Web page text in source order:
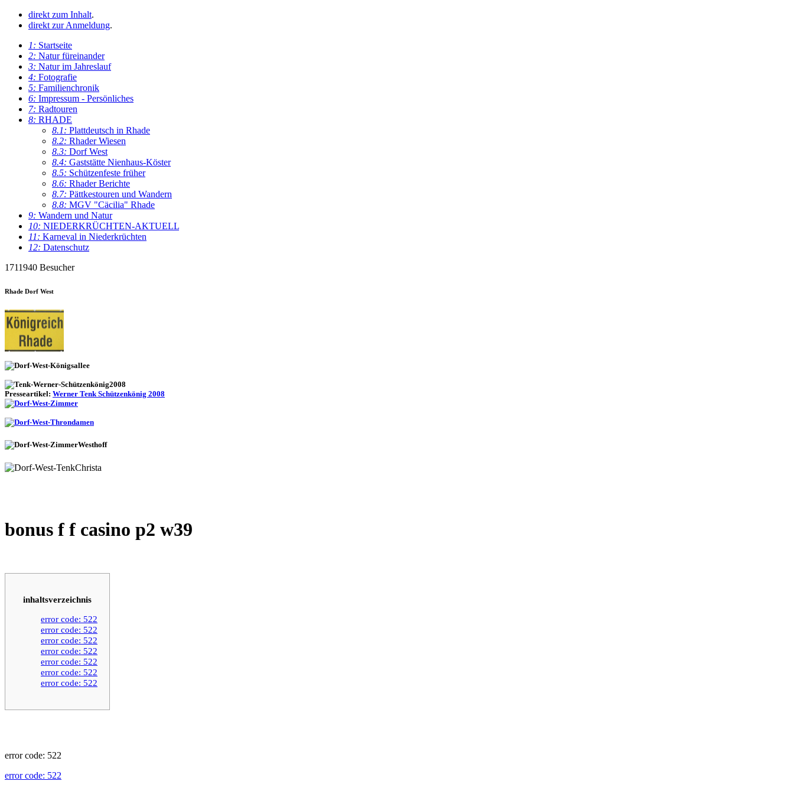
direkt zum Inhalt.
direkt zur Anmeldung.
1: Startseite
2: Natur füreinander
3: Natur im Jahreslauf
4: Fotografie
5: Familienchronik
6: Impressum - Persönliches
7: Radtouren
8: RHADE
8.1: Plattdeutsch in Rhade
8.2: Rhader Wiesen
8.3: Dorf West
8.4: Gaststätte Nienhaus-Köster
8.5: Schützenfeste früher
8.6: Rhader Berichte
8.7: Pättkestouren und Wandern
8.8: MGV "Cäcilia" Rhade
9: Wandern und Natur
10: NIEDERKRÜCHTEN-AKTUELL
11: Karneval in Niederkrüchten
12: Datenschutz
1711940 Besucher
Rhade Dorf West
Presseartikel: Werner Tenk Schützenkönig 2008
bonus f f casino p2 w39
inhaltsverzeichnis
error code: 522
error code: 522
error code: 522
error code: 522
error code: 522
error code: 522
error code: 522
error code: 522
error code: 522